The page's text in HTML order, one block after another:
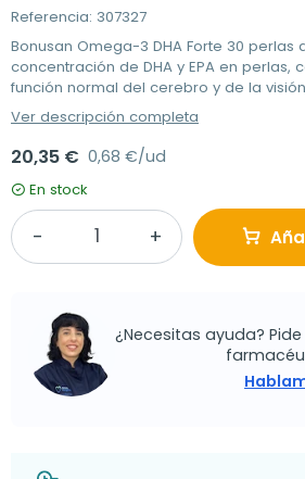
Referencia: 307327
Bonusan Omega-3 DHA Forte 30 perlas
concentración de DHA y EPA en perlas,
función normal del cerebro y de la
Ver descripción completa
20,35 € 0,68 €/ud
En stock
¿Necesitas ayuda?